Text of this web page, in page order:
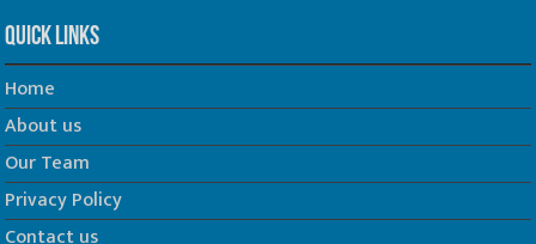
Quick Links
Home
About us
Our Team
Privacy Policy